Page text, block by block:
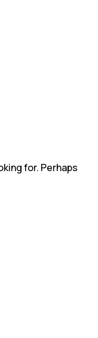
for. Perhaps